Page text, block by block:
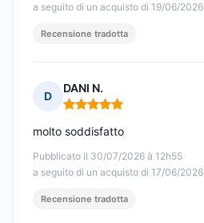
a seguito di un acquisto di 19/06/2026
Recensione tradotta
D
DANI N.
Nota: 5 su 5
Pubblicato il 30/07/2026 à 12h55
a seguito di un acquisto di 17/06/2026
molto soddisfatto
Recensione tradotta